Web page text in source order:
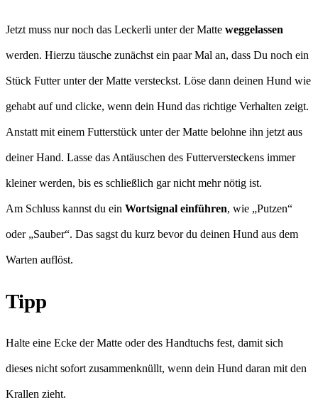
Jetzt muss nur noch das Leckerli unter der Matte weggelassen
werden. Hierzu täusche zunächst ein paar Mal an, dass Du noch ein
Stück Futter unter der Matte versteckst. Löse dann deinen Hund wie
gehabt auf und clicke, wenn dein Hund das richtige Verhalten zeigt.
Anstatt mit einem Futterstück unter der Matte belohne ihn jetzt aus
deiner Hand. Lasse das Antäuschen des Futterversteckens immer
kleiner werden, bis es schließlich gar nicht mehr nötig ist.
Am Schluss kannst du ein Wortsignal einführen, wie „Putzen“
oder „Sauber“. Das sagst du kurz bevor du deinen Hund aus dem
Warten auflöst.
Tipp
Halte eine Ecke der Matte oder des Handtuchs fest, damit sich
dieses nicht sofort zusammenknüllt, wenn dein Hund daran mit den
Krallen zieht.